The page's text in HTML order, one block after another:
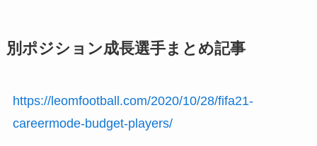
別ポジション成長選手まとめ記事
https://leomfootball.com/2020/10/28/fifa21-
careermode-budget-players/